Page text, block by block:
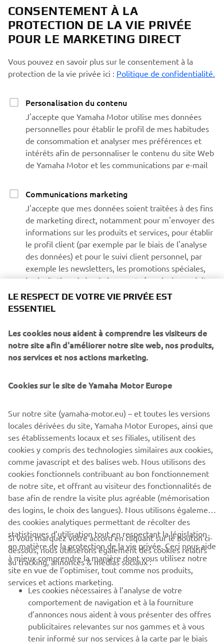
CONSENTEMENT À LA
PROTECTION DE LA VIE PRIVÉE
POUR LE MARKETING DIRECT
Vous pouvez en savoir plus sur le consentement à la
protection de la vie privée ici : Politique de confidentialité.
Personalisation du contenu
J'accepte que Yamaha Motor utilise mes données
personnelles pour établir le profil de mes habitudes
de consommation et analyser mes préférences et
intérêts afin de personnaliser le contenu du site Web
de Yamaha Motor et les communications par e-mail
Communications marketing
J'accepte que mes données soient traitées à des fins
de marketing direct, notamment pour m'envoyer des
informations sur les produits et services, pour établir
le profil client (par exemple par le biais de l'analyse
des données) et pour le suivi client personnel, par
exemple les newsletters, les promotions spéciales,
les invitations à des événements (essais de conduite
et salons professionnels)
marketing et que vous souhaitez la retirer, vous pouvez le
faire via votre profilMyYamaha
DEMANDER UN ESSAI DE CONDUITE
Les essais avec un permis provisoire ne sont pas autorisés.
CORPORATE
BUSINESS
PLUS YAMAHA
SUPPORT
LE RESPECT DE VOTRE VIE PRIVÉE EST
ESSENTIEL
Les cookies nous aident à comprendre les visiteurs de
notre site afin d'améliorer notre site web, nos produits,
nos services et nos actions marketing.
Cookies sur le site de Yamaha Motor Europe
Sur notre site (yamaha-motor.eu) – et toutes les versions
locales dérivées du site, Yamaha Motor Europes, ainsi que
ses établissements locaux et ses filiales, utilisent des
cookies y compris des technologies similaires aux cookies,
comme javascript et des balises web. Nous utilisons des
cookies fonctionnels contribuant au bon fonctionnement
de notre site, et offrant au visiteur des fonctionnalités de
base afin de rendre la visite plus agréable (mémorisation
des logins, le choix des langues). Nous utilisons également
des cookies analytiques permettant de récolter des
statistiques d’utilisation tout en respectant la législation
en matière de la protection de la vie privée. Ceci nous aide
à mieux comprendre la manière dont vous utilisez notre
site en vue de l’optimiser, tout comme nos produits,
services et actions marketing.
Si vous marquez votre accord en cliquant sur le bouton ci-
dessous, nous utiliserons également des cookies relatifs
au tracking, annonces & médias sociaux :
Les cookies nécessaires à l’analyse de votre
comportement de navigation et à la fourniture
d’annonces nous aident à vous présenter des offres
publicitaires relevantes sur nos gammes et à vous
tenir informé sur nos services à la carte par le biais